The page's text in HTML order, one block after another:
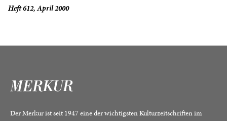
Heft 612, April 2000
Der Merkur ist seit 1947 eine der wichtigsten Kulturzeitschriften im